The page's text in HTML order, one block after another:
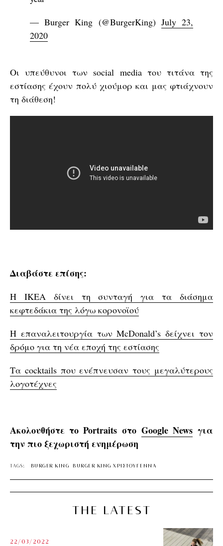
— Burger King (@BurgerKing) July 23,
2020
Οι υπεύθυνοι των social media του τιτάνα της
εστίασης έχουν πολύ χιούμορ και μας φτιάχνουν
τη διάθεση!
Διαβάστε επίσης:
Η IKEA δίνει τη συνταγή για τα διάσημα
κεφτεδάκια της λόγω κορονοϊού
Η επαναλειτουργία των McDonald’s δείχνει τον
δρόμο για τη νέα εποχή της εστίασης
Τα cocktails που ενέπνευσαν τους μεγαλύτερους
λογοτέχνες
Ακολουθήστε το Portraits στο Google Newsγια
την πιο ξεχωριστή ενημέρωση
TAGS: BURGER KING BURGER KING ΧΡΙΣΤΟΥΓΕΝΝΑ
THE LATEST
22/03/2022